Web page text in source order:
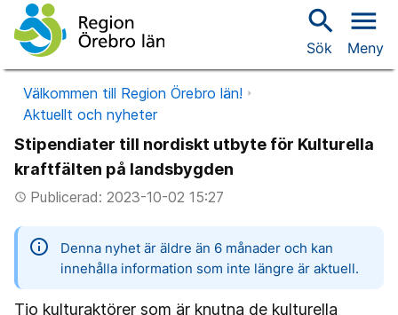
search
Sök
menu
Meny
Välkommen till Region Örebro län!
Aktuellt och nyheter
Stipendiater till nordiskt utbyte för Kulturella
kraftfälten på landsbygden
access_timePublicerad: 2023-10-02 15:27
information
Denna nyhet är äldre än 6 månader och kan
innehålla information som inte längre är aktuell.
Tio kulturaktörer som är knutna de kulturella